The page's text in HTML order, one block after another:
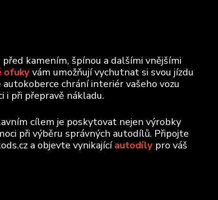
kamením, špínou a dalšími vnějšími
ofukyvám umožňují vychutnat si svou jízdu
chrání interiér vašeho vozu
i při přepravě nákladu.
cílem je poskytovat nejen výrobky
při výběru správných autodílů. Připojte
a objevte vynikajícíautodíly pro váš